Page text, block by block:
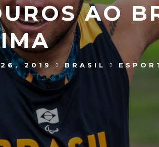
AO
26, 2019 BRASIL